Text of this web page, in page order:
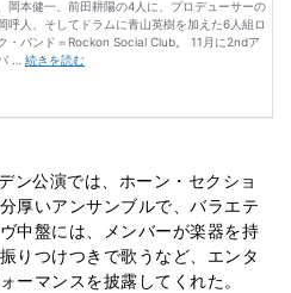
ン公演では、ホーン・セクショ
厚いアンサンブルで、バラエテ
中盤には、メンバーが楽器を持
りつけつきで歌うなど、エンタ
ーマンスを披露してくれた。